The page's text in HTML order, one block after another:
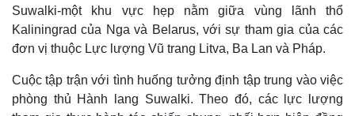
5
5
3
i
Suwalki-một khu vực hẹp nằm giữa vùng lãnh thổ
Kaliningrad của Nga và Belarus, với sự tham gia của các
đơn vị thuộc Lực lượng Vũ trang Litva, Ba Lan và Pháp.
Cuộc tập trận với tình huống tưởng định tập trung vào việc
phòng thủ Hành lang Suwalki. Theo đó, các lực lượng